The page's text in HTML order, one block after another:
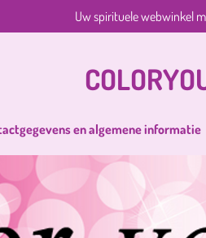
Uw spirituele webwinkel
en algemene informatie